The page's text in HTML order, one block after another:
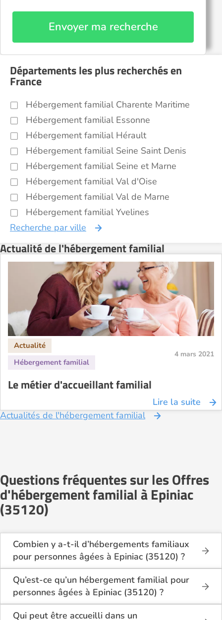
Envoyer ma recherche
Départements les plus recherchés en
France
Hébergement familial Charente Maritime
Hébergement familial Essonne
Hébergement familial Hérault
Hébergement familial Seine Saint Denis
Hébergement familial Seine et Marne
Hébergement familial Val d'Oise
Hébergement familial Val de Marne
Hébergement familial Yvelines
Recherche par ville
Actualité de l'hébergement familial
4 mars 2021
Le métier d'accueillant familial
Lire la suite
Actualités de l'hébergement familial
Questions fréquentes sur les Offres
d'hébergement familial à Epiniac
(35120)
Combien y a-t-il d’hébergements familiaux
pour personnes âgées à Epiniac (35120) ?
Sur Logement-seniors.com, on recense actuellement
1 hébergements familiaux pour personnes âgées à
Epiniac (35120) en 2026.
Ces structures offrent un cadre de vie chaleureux et
sécurisant, idéal pour les seniors souhaitant vivre
Qu’est-ce qu’un hébergement familial pour
personnes âgées à Epiniac (35120) ?
L’hébergement familial permet à une personne âgée
d’être accueillie au domicile d’un accueillant familial
Qui peut être accueilli dans un